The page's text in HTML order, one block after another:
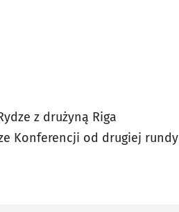
z drużyną Riga
Konferencji od drugiej rundy